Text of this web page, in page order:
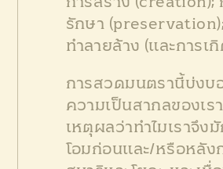
รักษา
ทำลายล้าง (และการเ
การสวดมนตรานี้บ่งบ
ความเป็นสากลของเร
เหตุผลว่าทำไมเราจึง
โอมก่อนและ/หรือหลัง